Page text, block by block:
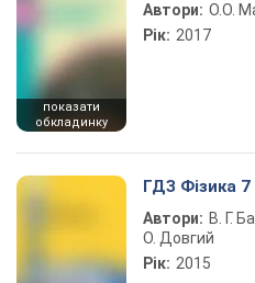
показати
обкладинку
Автори: О.О.
Рік: 2017
ГДЗ Фізика 7
Автори: В. Г.
О. Довгий
Рік: 2015